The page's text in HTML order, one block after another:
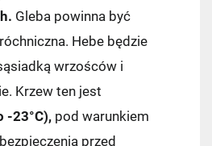
Gleba powinna być
Hebe będzie
wrzośców i
Krzew ten jest
-23°C), pod warunkiem
przed